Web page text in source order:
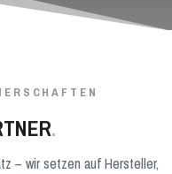
.
– wir setzen auf Hersteller,